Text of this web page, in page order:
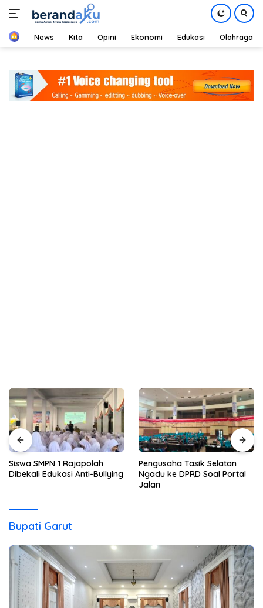
konten
HomeNews Kita Opini Ekonomi Edukasi Olahraga
Siswa SMPN 1 Rajapolah
Dibekali Edukasi Anti-Bullying
Pengusaha Tasik Selatan
Ngadu ke DPRD Soal Portal
Jalan
Bupati Garut